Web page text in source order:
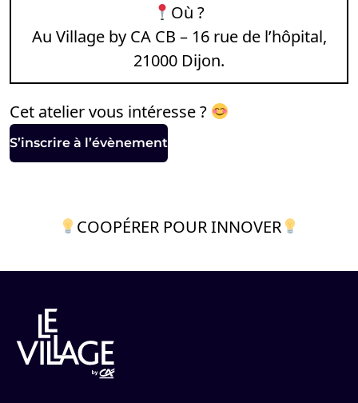
Où ?
Au Village by CA CB – 16 rue de l’hôpital,
21000 Dijon.
Cet atelier vous intéresse ?
S’inscrire à l’évènement
COOPÉRER POUR INNOVER